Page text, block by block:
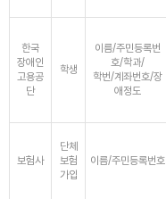
한국
장애인
고용공
단
학생
이름/주민등록번
호/학과/
학번/계좌번호/장
애정도
보험사
단체
보험
가입
이름/주민등록번호